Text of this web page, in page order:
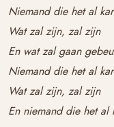
Niemand die het al
Wat zal zijn, zal zijn
En wat zal gaan
Niemand die het al
Wat zal zijn, zal zijn
En niemand die het al